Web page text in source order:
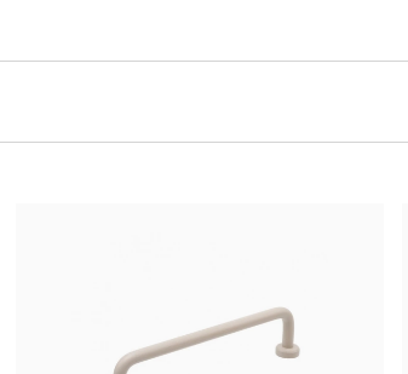
färger
för att passa in i alla typer av inredningar.